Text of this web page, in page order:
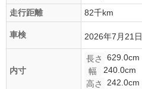
走行距離
82千km
車検 2026年7月21日
内寸
長さ
629.0cm
幅
240.0cm
高さ
242.0cm